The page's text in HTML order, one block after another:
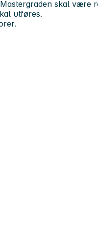
skal være
utføres.